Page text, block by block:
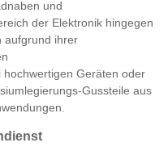
und
der Elektronik hingegen
aufgrund ihrer
Geräten oder
Gussteile aus